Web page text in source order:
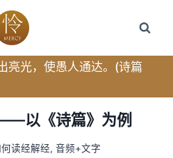
亮光，使愚人通达。(诗篇
以《诗篇》为例
读经解经,音频+文字